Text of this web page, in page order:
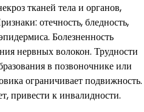
тканей тела и органов,
отечность, бледность,
Болезненность
нервных волокон. Трудности
в позвоночнике или
ограничивает подвижность.
привести к инвалидности.